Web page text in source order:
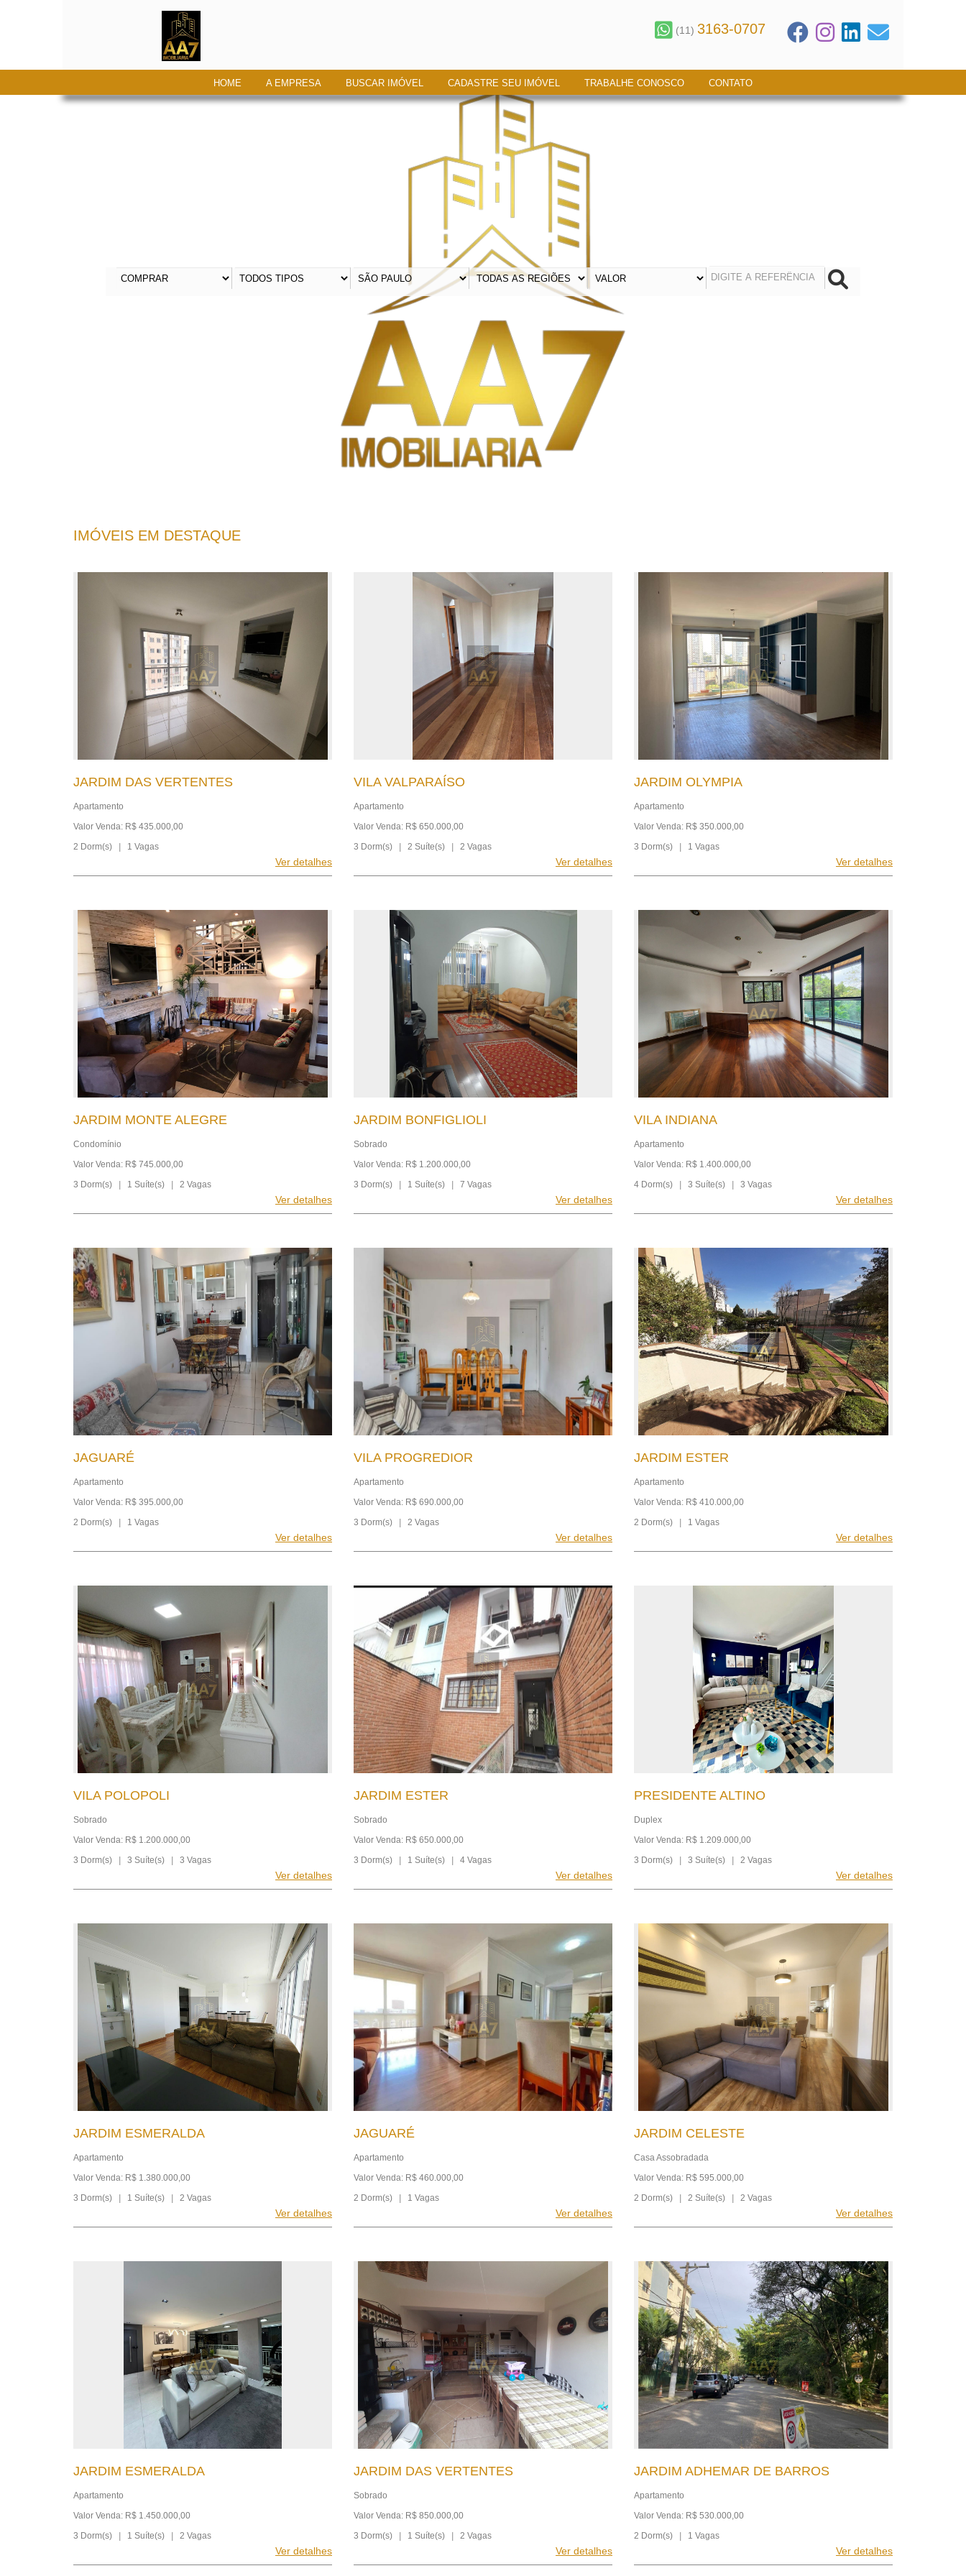
(11) 3163-0707
HOME A EMPRESA BUSCAR IMÓVEL CADASTRE SEU IMÓVEL TRABALHE CONOSCO CONTATO
IMÓVEIS EM DESTAQUE
JARDIM DAS VERTENTES
Apartamento
Valor Venda: R$ 435.000,00
2 Dorm(s)
1 Vagas
Ver detalhes
VILA VALPARAÍSO
Apartamento
Valor Venda: R$ 650.000,00
3 Dorm(s)
2 Suíte(s) 2 Vagas
Ver detalhes
JARDIM OLYMPIA
Apartamento
Valor Venda: R$ 350.000,00
3 Dorm(s)
1 Vagas
Ver detalhes
JARDIM MONTE ALEGRE
Condomínio
Valor Venda: R$ 745.000,00
3 Dorm(s)
1 Suíte(s) 2 Vagas
Ver detalhes
JARDIM BONFIGLIOLI
Sobrado
Valor Venda: R$ 1.200.000,00
3 Dorm(s)
1 Suíte(s) 7 Vagas
Ver detalhes
VILA INDIANA
Apartamento
Valor Venda: R$ 1.400.000,00
4 Dorm(s)
3 Suíte(s) 3 Vagas
Ver detalhes
JAGUARÉ
Apartamento
Valor Venda: R$ 395.000,00
2 Dorm(s)
1 Vagas
Ver detalhes
VILA PROGREDIOR
Apartamento
Valor Venda: R$ 690.000,00
3 Dorm(s)
2 Vagas
Ver detalhes
JARDIM ESTER
Apartamento
Valor Venda: R$ 410.000,00
2 Dorm(s)
1 Vagas
Ver detalhes
VILA POLOPOLI
Sobrado
Valor Venda: R$ 1.200.000,00
3 Dorm(s)
3 Suíte(s) 3 Vagas
Ver detalhes
JARDIM ESTER
Sobrado
Valor Venda: R$ 650.000,00
3 Dorm(s)
1 Suíte(s) 4 Vagas
Ver detalhes
PRESIDENTE ALTINO
Duplex
Valor Venda: R$ 1.209.000,00
3 Dorm(s)
3 Suíte(s) 2 Vagas
Ver detalhes
JARDIM ESMERALDA
Apartamento
Valor Venda: R$ 1.380.000,00
3 Dorm(s)
1 Suíte(s) 2 Vagas
Ver detalhes
JAGUARÉ
Apartamento
Valor Venda: R$ 460.000,00
2 Dorm(s)
1 Vagas
Ver detalhes
JARDIM CELESTE
Casa Assobradada
Valor Venda: R$ 595.000,00
2 Dorm(s)
2 Suíte(s) 2 Vagas
Ver detalhes
JARDIM ESMERALDA
Apartamento
Valor Venda: R$ 1.450.000,00
3 Dorm(s)
1 Suíte(s) 2 Vagas
Ver detalhes
JARDIM DAS VERTENTES
Sobrado
Valor Venda: R$ 850.000,00
3 Dorm(s)
1 Suíte(s) 2 Vagas
Ver detalhes
JARDIM ADHEMAR DE BARROS
Apartamento
Valor Venda: R$ 530.000,00
2 Dorm(s)
1 Vagas
Ver detalhes